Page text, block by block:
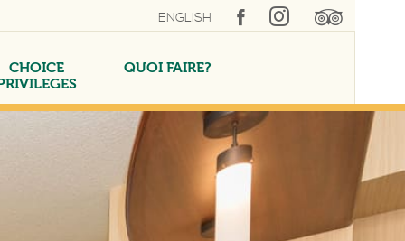
ENGLISH
CHOICE
QUOI FAIRE?